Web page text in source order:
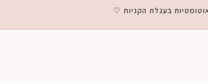
הקניות ♡